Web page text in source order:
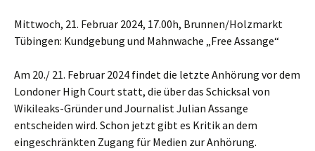
Mittwoch, 21. Februar 2024, 17.00h, Brunnen/Holzmarkt
Tübingen: Kundgebung und Mahnwache „Free Assange“
Am 20./ 21. Februar 2024 findet die letzte Anhörung vor dem
Londoner High Court statt, die über das Schicksal von
Wikileaks-Gründer und Journalist Julian Assange
entscheiden wird. Schon jetzt gibt es Kritik an dem
eingeschränkten Zugang für Medien zur Anhörung.